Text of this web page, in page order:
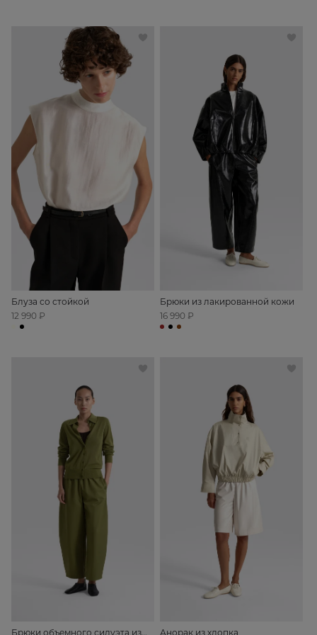
Блуза со стойкой
12 990 ₽
Брюки из лакированной кожи
16 990 ₽
Брюки объемного силуэта из
Анорак из хлопка